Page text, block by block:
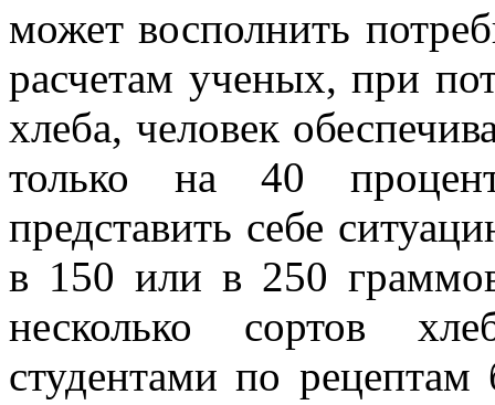
может восполнить
расчетам ученых, при
хлеба, человек
только на 40
представить себе
в 150 или в 250
несколько сортов
студентами по